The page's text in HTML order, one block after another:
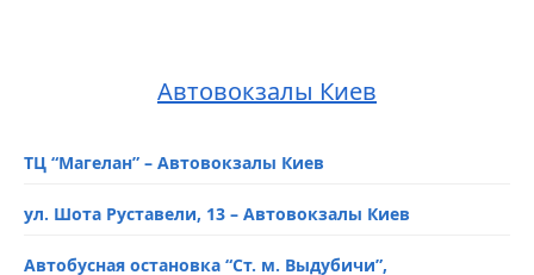
Автовокзалы Киев
ТЦ “Магелан” – Автовокзалы Киев
ул. Шота Руставели, 13 – Автовокзалы Киев
Автобусная остановка “Ст. м. Выдубичи”,